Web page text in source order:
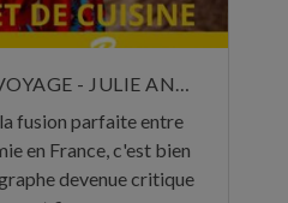
PODCAST BEAU VOYAGE - JULIE ANDRIEU, UNE VIE DE VOYAGES ET DE CUISINE - 5 NOVEMBRE 2024
fusion parfaite entre
en France, c'est bien
devenue critique